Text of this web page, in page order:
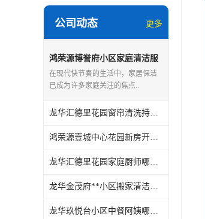
公司动态 更多
鸿荣源博誉府小区家庭清洁服
务怎么样
在现代快节奏的生活中，家居保洁
已成为许多家庭关注的焦点..
龙华汇德里花园窗帘清洗持证上岗
鸿荣源壹城中心花园新房开荒保洁怎么样
龙华汇德里花园家庭厨师哪家好
龙华金茂府**小区搬家清洁怎么样
龙华玖悦台小区中餐阿姨哪家好